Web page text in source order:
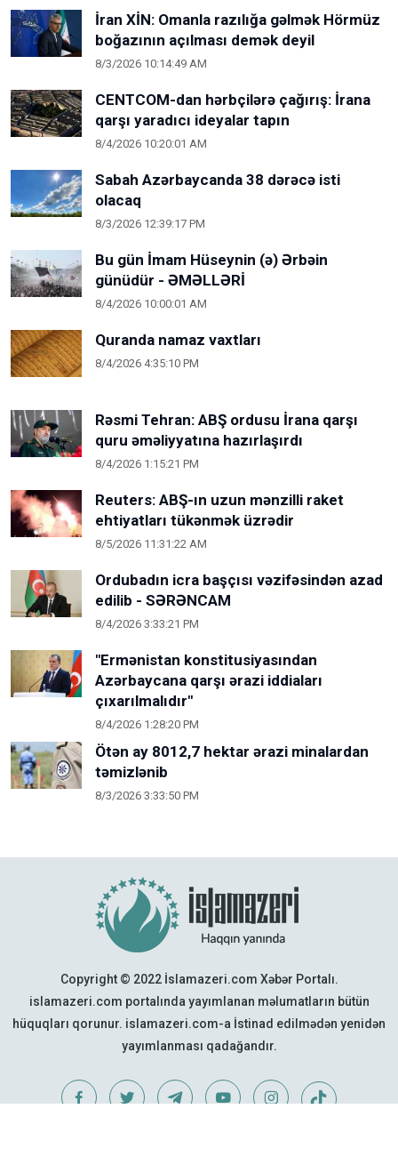
İran XİN: Omanla razılığa gəlmək Hörmüz
boğazının açılması demək deyil
8/3/2026 10:14:49 AM
CENTCOM-dan hərbçilərə çağırış: İrana
qarşı yaradıcı ideyalar tapın
8/4/2026 10:20:01 AM
Sabah Azərbaycanda 38 dərəcə isti
olacaq
8/3/2026 12:39:17 PM
Bu gün İmam Hüseynin (ə) Ərbəin
günüdür - ƏMƏLLƏRİ
8/4/2026 10:00:01 AM
Quranda namaz vaxtları
8/4/2026 4:35:10 PM
Rəsmi Tehran: ABŞ ordusu İrana qarşı
quru əməliyyatına hazırlaşırdı
8/4/2026 1:15:21 PM
Reuters: ABŞ-ın uzun mənzilli raket
ehtiyatları tükənmək üzrədir
8/5/2026 11:31:22 AM
Ordubadın icra başçısı vəzifəsindən azad
edilib - SƏRƏNCAM
8/4/2026 3:33:21 PM
"Ermənistan konstitusiyasından
Azərbaycana qarşı ərazi iddiaları
çıxarılmalıdır"
8/4/2026 1:28:20 PM
Ötən ay 8012,7 hektar ərazi minalardan
təmizlənib
8/3/2026 3:33:50 PM
Copyright © 2022 İslamazeri.com Xəbər Portalı.
islamazeri.com portalında yayımlanan məlumatların bütün
hüquqları qorunur. islamazeri.com-a İstinad edilmədən yenidən
yayımlanması qadağandır.